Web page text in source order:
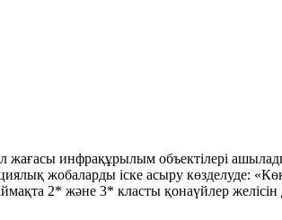
жағасы инфрақұрылым объектілері
жобаларды іске асыру көзделуде:
2* және 3* класты қонаүйлер